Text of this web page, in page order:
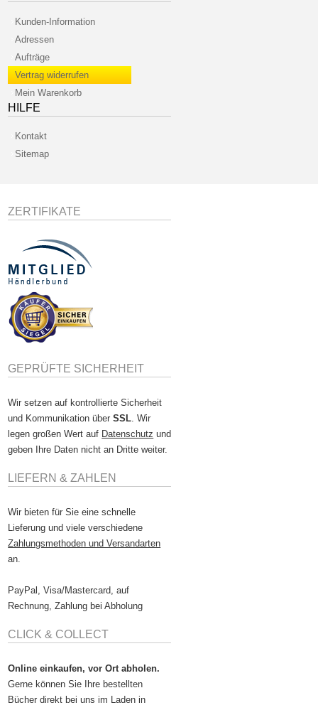
Kunden-Information
Adressen
Aufträge
Vertrag widerrufen
Mein Warenkorb
HILFE
Kontakt
Sitemap
ZERTIFIKATE
GEPRÜFTE SICHERHEIT
Wir setzen auf kontrollierte Sicherheit
und Kommunikation überSSL . Wir
legen großen Wert auf Datenschutz und
geben Ihre Daten nicht an Dritte weiter.
LIEFERN & ZAHLEN
Wir bieten für Sie eine schnelle
Lieferung und viele verschiedene
Zahlungsmethoden und Versandarten
an.
PayPal, Visa/Mastercard, auf
Rechnung, Zahlung bei Abholung
CLICK & COLLECT
Online einkaufen, vor Ort abholen.
Gerne können Sie Ihre bestellten
Bücher direkt bei uns im Laden in